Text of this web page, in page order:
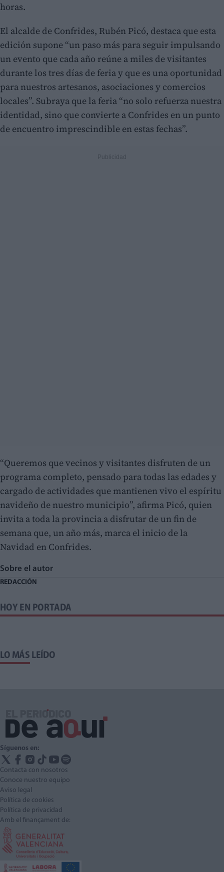
horas.
El alcalde de Confrides, Rubén Picó, destaca que esta
edición supone “un paso más para seguir impulsando
un evento que cada año reúne a miles de visitantes
durante los tres días de feria y que es una oportunidad
para nuestros artesanos, asociaciones y comercios
locales”. Subraya que la feria “no solo refuerza nuestra
identidad, sino que convierte a Confrides en un punto
de encuentro imprescindible en estas fechas”.
“Queremos que vecinos y visitantes disfruten de un
programa completo, pensado para todas las edades y
cargado de actividades que mantienen vivo el espíritu
navideño de nuestro municipio”, afirma Picó, quien
invita a toda la provincia a disfrutar de un fin de
semana que, un año más, marca el inicio de la
Navidad en Confrides.
Sobre el autor
REDACCIÓN
HOY EN PORTADA
LO MÁS LEÍDO
Síguenos en:
Contacta con nosotros
Conoce nuestro equipo
Aviso legal
Política de cookies
Política de privacidad
Amb el finançament de: